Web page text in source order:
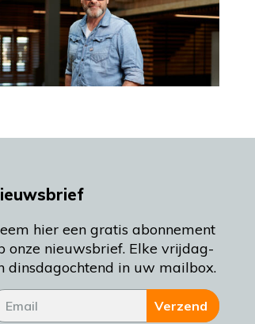
hier een gratis abonnement
onze nieuwsbrief. Elke vrijdag-
dinsdagochtend in uw mailbox.
Verzend